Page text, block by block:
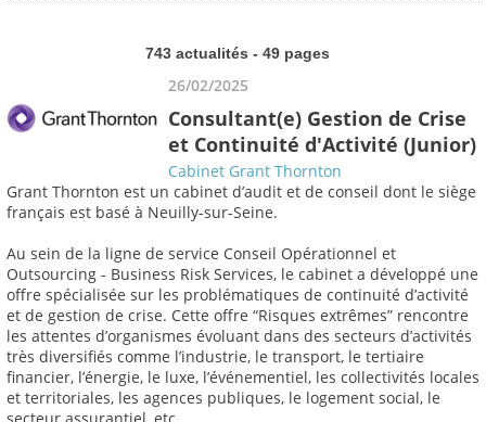
743 actualités - 49 pages
26/02/2025
Consultant(e) Gestion de Crise
et Continuité d'Activité (Junior)
Cabinet Grant Thornton
Grant Thornton est un cabinet d’audit et de conseil dont le siège
français est basé à Neuilly-sur-Seine.
Au sein de la ligne de service Conseil Opérationnel et
Outsourcing - Business Risk Services, le cabinet a développé une
offre spécialisée sur les problématiques de continuité d’activité
et de gestion de crise. Cette offre “Risques extrêmes” rencontre
les attentes d’organismes évoluant dans des secteurs d’activités
très diversifiés comme l’industrie, le transport, le tertiaire
financier, l’énergie, le luxe, l’événementiel, les collectivités locales
et territoriales, les agences publiques, le logement social, le